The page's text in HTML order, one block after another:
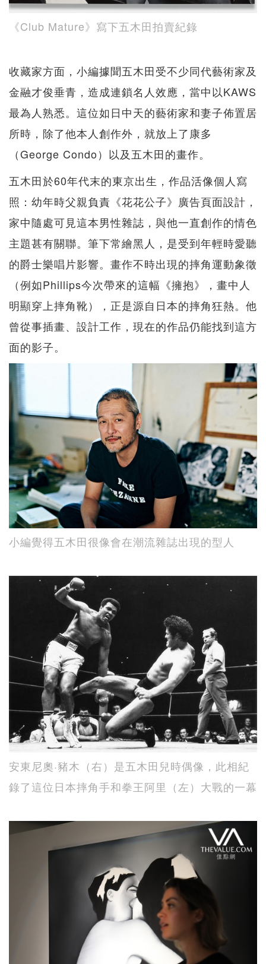
《Club Mature》寫下五木田拍賣紀錄
收藏家方面，小編據聞五木田受不少同代藝術家及
金融才俊垂青，造成連鎖名人效應，當中以KAWS
最為人熟悉。這位如日中天的藝術家和妻子佈置居
所時，除了他本人創作外，就放上了康多
（George Condo）以及五木田的畫作。
五木田於60年代末的東京出生，作品活像個人寫
照：幼年時父親負責《花花公子》廣告頁面設計，
家中隨處可見這本男性雜誌，與他一直創作的情色
主題甚有關聯。筆下常繪黑人，是受到年輕時愛聽
的爵士樂唱片影響。畫作不時出現的摔角運動象徵
（例如Phillips今次帶來的這幅《擁抱》，畫中人
明顯穿上摔角靴），正是源自日本的摔角狂熱。他
曾從事插畫、設計工作，現在的作品仍能找到這方
面的影子。
小編覺得五木田很像會在潮流雜誌出現的型人
安東尼奧·豬木（右）是五木田兒時偶像，此相紀
錄了這位日本摔角手和拳王阿里（左）大戰的一幕